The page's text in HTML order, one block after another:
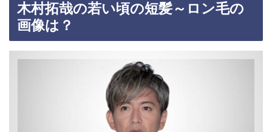
木村拓哉の若い頃の短髪～ロン毛の
画像は？